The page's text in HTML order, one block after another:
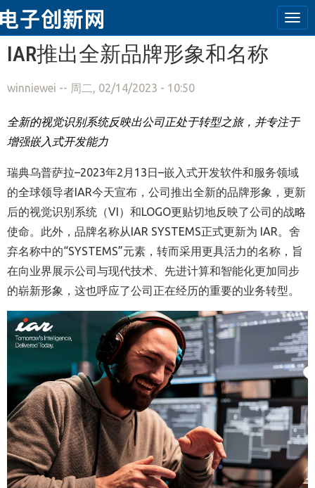
跳转到主要内容
IAR推出全新品牌形象和名称
winniewei -- 周二, 02/14/2023 - 10:50
全新的视觉识别系统反映出公司正处于转型之旅，并专注于
增强嵌入式开发能力
瑞典乌普萨拉–2023年2 月 13日–嵌入式开发软件和服务领域
的全球领导者IAR今天宣布，公司推出全新的品牌形象，更新
后的视觉识别系统（VI）和LOGO更贴切地反映了公司的战略
使命。此外，品牌名称从IAR SYSTEMS正式更新为 IAR。舍
弃名称中的“SYSTEMS”元素，转而采用更具活力的名称，旨
在向业界展示公司与现代技术、先进计算和智能化更加同步
的崭新形象，这也呼应了公司正在经历的重要的业务转型。